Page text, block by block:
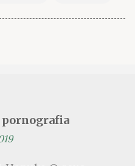
pornografia